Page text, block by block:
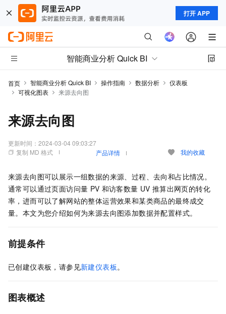
打开 APP
智能商业分析 Quick BI
首页 智能商业分析 Quick BI 操作指南 数据分析
仪表板
可视化图表
来源去向图
来源去向图
更新时间： 2024-03-04 09:03:27
复制 MD 格式
产品详情 我的收藏
来源去向图可以展示一组数据的来源、过程、去向和占比情况。
通常可以通过页面访问量 PV 和访客数量 UV 推算出网页的转化
率，进而可以了解网站的整体运营效果和某类商品的最终成交
量。本文为您介绍如何为来源去向图添加数据并配置样式。
前提条件
已创建仪表板，请参见新建仪表板。
图表概述